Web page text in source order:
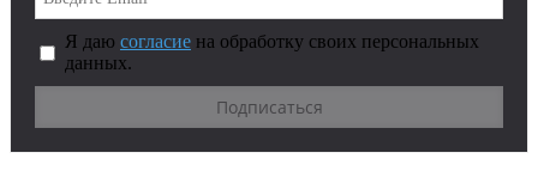
Я даю согласие на обработку своих персональных
данных.